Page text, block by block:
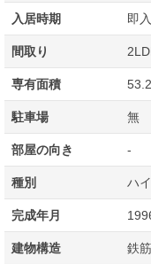
入居時期 即
間取り
専有面積
駐車場 無
部屋の向き -
種別 ハ
完成年月
建物構造 鉄